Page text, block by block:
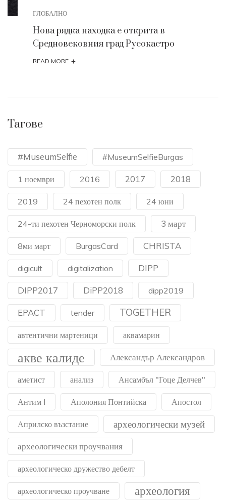
ГЛОБАЛНО
Нова рядка находка е открита в
Средновековния град Русокастро
READ MORE +
Тагове
#MuseumSelfie #MuseumSelfieBurgas
1 ноември 2016 2017 2018
2019 24 пехотен полк 24 юни
24-ти пехотен Черноморски полк 3 март
8ми март BurgasCard CHRISTA
digicult digitalization DIPP
DIPP2017 DiPP2018 dipp2019
EPACT tender TOGETHER
автентични мартеници аквамарин
акве калиде Александър Александров
аметист анализ Ансамбъл "Гоце Делчев"
Антим I Аполония Понтийска Апостол
Априлско възстание археологически музей
археологически проучвания
археологическо дружество дебелт
археологическо проучване археология